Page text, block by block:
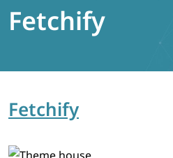
Fetchify
Fetchify